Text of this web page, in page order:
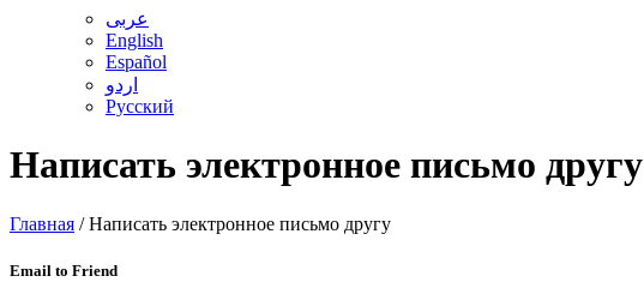
عربى
English
Español
اردو
Русский
Написать электронное письмо другу
Главная /Написать электронное письмо другу
Email to Friend